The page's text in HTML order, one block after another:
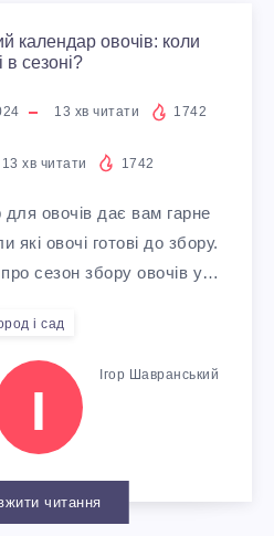
календар овочів: коли
в сезоні?
13 хв читати 1742
13 хв читати 1742
овочів дає вам гарне
які овочі готові до збору.
сезон збору овочів у…
і сад
І
Ігор Шавранський
читання